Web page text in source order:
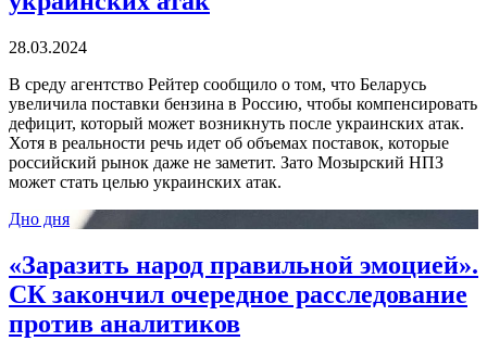
28.03.2024
В среду агентство Рейтер сообщило о том, что Беларусь
увеличила поставки бензина в Россию, чтобы компенсировать
дефицит, который может возникнуть после украинских атак.
Хотя в реальности речь идет об объемах поставок, которые
российский рынок даже не заметит. Зато Мозырский НПЗ
может стать целью украинских атак.
Дно дня
«Заразить народ правильной эмоцией».
СК закончил очередное расследование
против аналитиков